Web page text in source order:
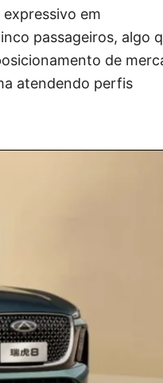
em
passageiros, algo
de
atendendo perfis